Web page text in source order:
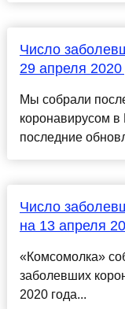
Число
29 апреля 2020
Мы собрали
коронавирусом в
последние
Число
на 13 апреля
«Комсомолка»
заболевших
2020 года...